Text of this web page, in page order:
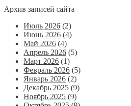
Архив записей сайта
Июль 2026 (2)
Июнь 2026 (4)
Май 2026 (4)
Апрель 2026 (5)
Март 2026 (1)
Февраль 2026 (5)
Январь 2026 (2)
Декабрь 2025 (9)
Ноябрь 2025 (9)